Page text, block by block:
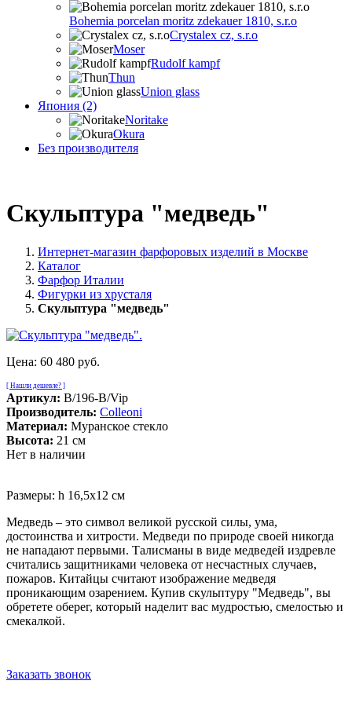
Bohemia porcelan moritz zdekauer 1810, s.r.o
Crystalex cz, s.r.o
Moser
Rudolf kampf
Thun
Union glass
Япония (2)
Noritake
Okura
Без производителя
Скульптура "медведь"
Интернет-магазин фарфоровых изделий в Москве
Каталог
Фарфор Италии
Фигурки из хрусталя
Скульптура "медведь"
Цена: 60 480 руб.
[ Нашли дешевле? ]
Артикул: B/196-B/Vip
Производитель: Colleoni
Материал: Муранское стекло
Высота: 21 см
Нет в наличии
Размеры: h 16,5x12 см
Медведь – это символ великой русской силы, ума,
достоинства и хитрости. Медведи по природе своей никогда
не нападают первыми. Талисманы в виде медведей издревле
считались защитниками человека от несчастных случаев,
пожаров. Китайцы считают изображение медведя
проникающим озарением. Купив скульптуру "Медведь", вы
обретете оберег, который наделит вас мудростью, смелостью и
смекалкой.
Заказать звонок